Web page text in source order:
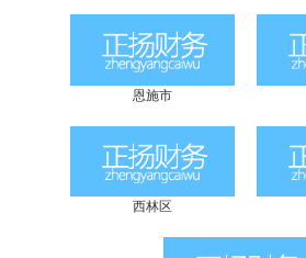
恩施市
西林区